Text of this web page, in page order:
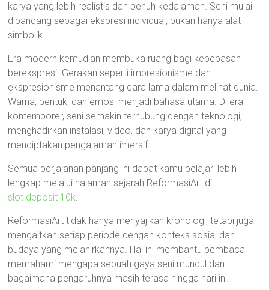
karya yang lebih realistis dan penuh kedalaman. Seni mulai
dipandang sebagai ekspresi individual, bukan hanya alat
simbolik.
Era modern kemudian membuka ruang bagi kebebasan
berekspresi. Gerakan seperti impresionisme dan
ekspresionisme menantang cara lama dalam melihat dunia.
Warna, bentuk, dan emosi menjadi bahasa utama. Di era
kontemporer, seni semakin terhubung dengan teknologi,
menghadirkan instalasi, video, dan karya digital yang
menciptakan pengalaman imersif.
Semua perjalanan panjang ini dapat kamu pelajari lebih
lengkap melalui halaman sejarah ReformasiArt di
slot deposit 10k.
ReformasiArt tidak hanya menyajikan kronologi, tetapi juga
mengaitkan setiap periode dengan konteks sosial dan
budaya yang melahirkannya. Hal ini membantu pembaca
memahami mengapa sebuah gaya seni muncul dan
bagaimana pengaruhnya masih terasa hingga hari ini.